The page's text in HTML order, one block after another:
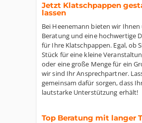
Jetzt Klatschpappen
lassen
Bei Heenemann bieten wir
Beratung und eine hochwertige
für Ihre Klatschpappen. Egal, ob
Stück für eine kleine
oder eine große Menge für ein
wir sind Ihr Ansprechpartner.
gemeinsam dafür sorgen, dass
lautstarke Unterstützung erhält!
Top Beratung mit langer